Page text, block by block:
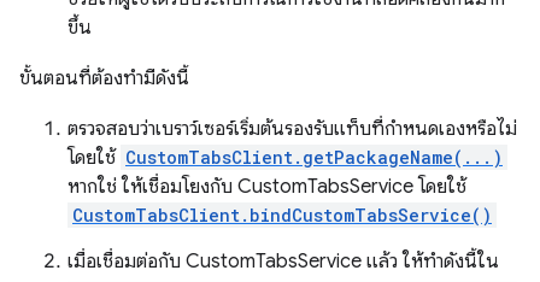
ขึ้น
ขั้นตอนที่ต้องทำมีดังนี้
ตรวจสอบว่าเบราว์เซอร์เริ่มต้นรองรับแท็บที่กำหนดเองหรือไม่
โดยใช้ CustomTabsClient.getPackageName(...)
หากใช่ ให้เชื่อมโยงกับ CustomTabsService โดยใช้
CustomTabsClient.bindCustomTabsService()
เมื่อเชื่อมต่อกับ CustomTabsService แล้ว ให้ทำดังนี้ใน